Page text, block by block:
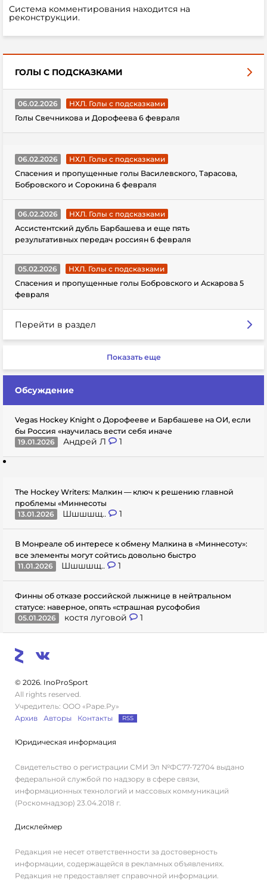
Система комментирования находится на
реконструкции.
ГОЛЫ С ПОДСКАЗКАМИ
06.02.2026
НХЛ. Голы с подсказками
Голы Свечникова и Дорофеева 6 февраля
06.02.2026
НХЛ. Голы с подсказками
Спасения и пропущенные голы Василевского, Тарасова,
Бобровского и Сорокина 6 февраля
06.02.2026
НХЛ. Голы с подсказками
Ассистентский дубль Барбашева и еще пять
результативных передач россиян 6 февраля
05.02.2026
НХЛ. Голы с подсказками
Спасения и пропущенные голы Бобровского и Аскарова 5
февраля
Перейти в раздел
Показать еще
Обсуждение
Vegas Hockey Knight о Дорофееве и Барбашеве на ОИ, если
бы Россия «научилась вести себя иначе
19.01.2026
Андрей Л 1
The Hockey Writers: Малкин — ключ к решению главной
проблемы «Миннесоты
13.01.2026
Шшшшщ.. 1
В Монреале об интересе к обмену Малкина в «Миннесоту»:
все элементы могут сойтись довольно быстро
11.01.2026
Шшшшщ.. 1
Финны об отказе российской лыжнице в нейтральном
статусе: наверное, опять «страшная русофобия
05.01.2026
костя луговой 1
© 2026. InoProSport
All rights reserved.
Учредитель: ООО «Раре.Ру»
Архив
Авторы Контакты RSS
Юридическая информация
Свидетельство о регистрации СМИ Эл №ФС77-72704 выдано
федеральной службой по надзору в сфере связи,
информационных технологий и массовых коммуникаций
(Роскомнадзор) 23.04.2018 г.
Дисклеймер
Редакция не несет ответственности за достоверность
информации, содержащейся в рекламных объявлениях.
Редакция не предоставляет справочной информации.